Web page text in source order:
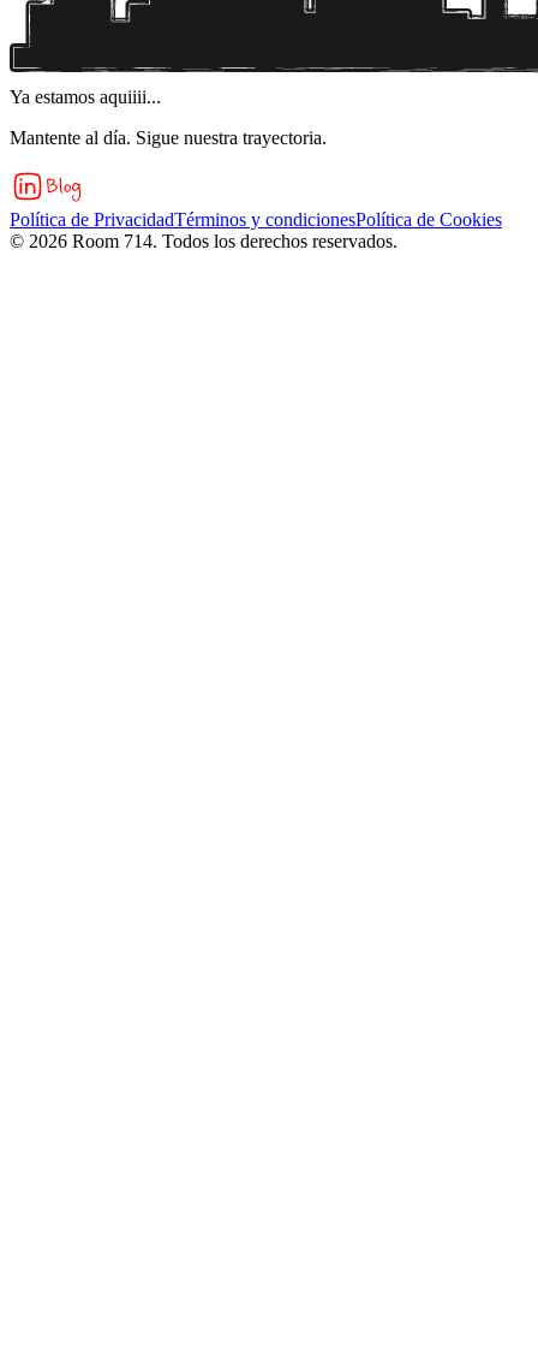
Ya estamos aquiiii...
Mantente al día. Sigue nuestra trayectoria.
Política de PrivacidadTérminos y condicionesPolítica de Cookies
© 2026 Room 714. Todos los derechos reservados.